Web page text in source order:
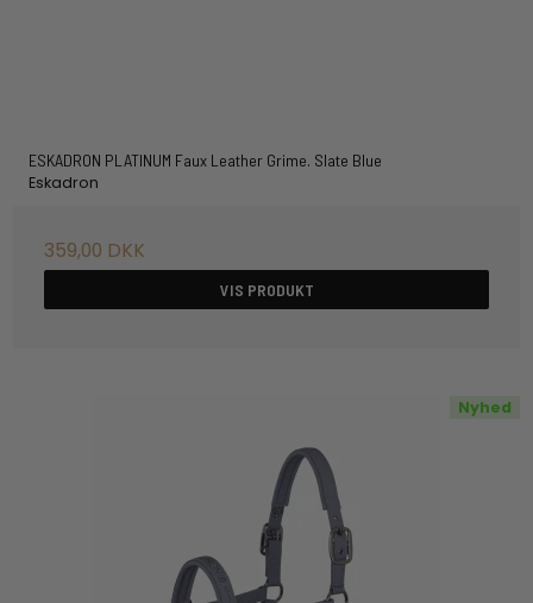
ESKADRON PLATINUM Faux Leather Grime. Slate Blue
Eskadron
359,00 DKK
VIS PRODUKT
Nyhed